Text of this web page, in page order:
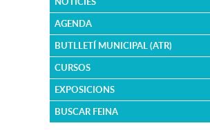
AGENDA
BUTLLETÍ MUNICIPAL (ATR)
CURSOS
EXPOSICIONS
BUSCAR FEINA